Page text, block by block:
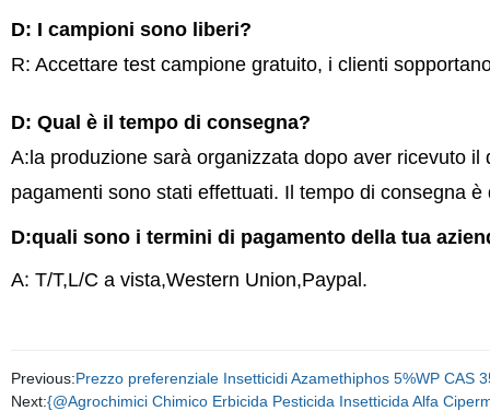
D: I campioni sono liberi?
R: Accettare test campione gratuito, i clienti
D: Qual è il tempo di consegna?
A:la produzione sarà organizzata dopo aver ricevuto
pagamenti sono stati effettuati. Il tempo di consegna
D:quali sono i termini di pagamento della tua
A: T/T,L/C a vista,Western Union,Paypal.
Previous:Prezzo preferenziale Insetticidi Azamethiphos 5%WP CAS
Next:{@Agrochimici Chimico Erbicida Pesticida Insetticida Alfa